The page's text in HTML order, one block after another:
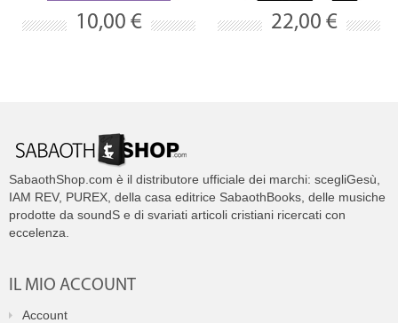
10,00 € 22,00 €
SabaothShop.com è il distributore ufficiale dei marchi: scegliGesù,
IAM REV, PUREX, della casa editrice SabaothBooks, delle musiche
prodotte da soundS e di svariati articoli cristiani ricercati con
eccelenza.
IL MIO ACCOUNT
Account